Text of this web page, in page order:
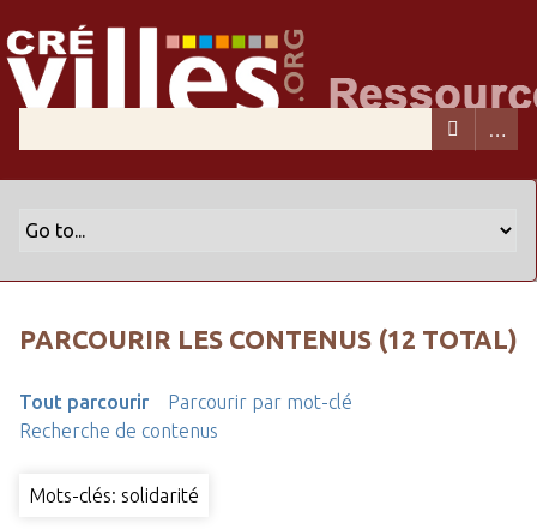
PARCOURIR LES CONTENUS (12 TOTAL)
Tout parcourir
Parcourir par mot-clé
Recherche de contenus
Mots-clés: solidarité